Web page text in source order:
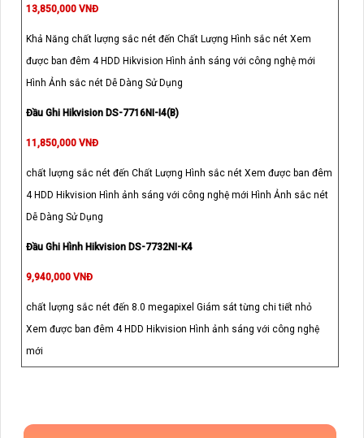
13,850,000 VNĐ
Khả Năng chất lượng sắc nét đến Chất Lượng Hình sắc nét Xem
được ban đêm 4 HDD Hikvision Hình ảnh sáng với công nghệ mới
Hình Ảnh sắc nét Dễ Dàng Sử Dụng
Đầu Ghi Hikvision DS-7716NI-I4(B)
11,850,000 VNĐ
chất lượng sắc nét đến Chất Lượng Hình sắc nét Xem được ban đêm
4 HDD Hikvision Hình ảnh sáng với công nghệ mới Hình Ảnh sắc nét
Dễ Dàng Sử Dụng
Đầu Ghi Hình Hikvision DS-7732NI-K4
9,940,000 VNĐ
chất lượng sắc nét đến 8.0 megapixel Giám sát từng chi tiết nhỏ
Xem được ban đêm 4 HDD Hikvision Hình ảnh sáng với công nghệ
mới